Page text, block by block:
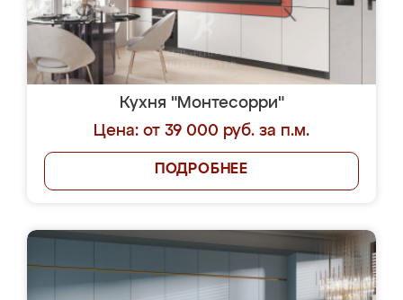
Кухня "Монтесорри"
Цена: от 39 000 руб. за п.м.
ПОДРОБНЕЕ